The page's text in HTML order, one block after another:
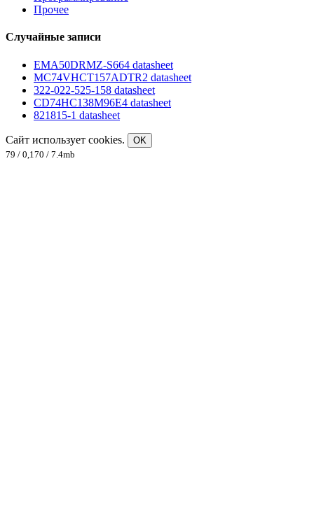
Прочее
Случайные записи
EMA50DRMZ-S664 datasheet
MC74VHCT157ADTR2 datasheet
322-022-525-158 datasheet
CD74HC138M96E4 datasheet
821815-1 datasheet
Сайт использует cookies.
OK
79 / 0,170 / 7.4mb